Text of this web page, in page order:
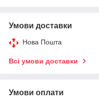
Умови доставки
Нова Пошта
Всі умови доставки
Умови оплати